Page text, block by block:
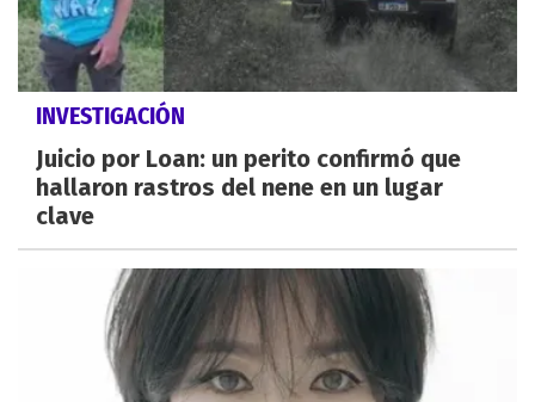
INVESTIGACIÓN
Juicio por Loan: un perito confirmó que
hallaron rastros del nene en un lugar
clave